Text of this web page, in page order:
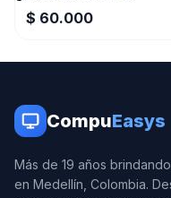
$ 60.000
CompuEasys
Más de 19 años
en Medellín, Colombia.